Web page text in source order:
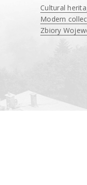
Cultural
Modern
Zbiory